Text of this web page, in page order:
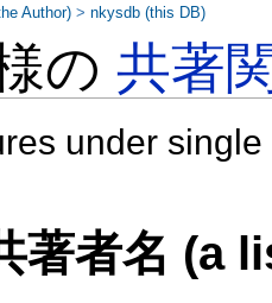
の共著
under
著者名 (a
Author) >nkysdb (this DB)